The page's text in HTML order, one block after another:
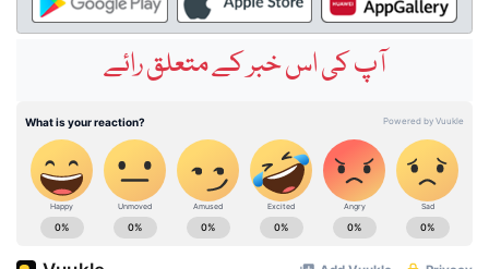
آپ کی اس خبر کے متعلق رائے